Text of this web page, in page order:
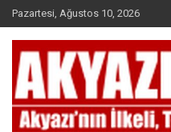
Skip
to
content
Pazartesi, Ağustos 10, 2026